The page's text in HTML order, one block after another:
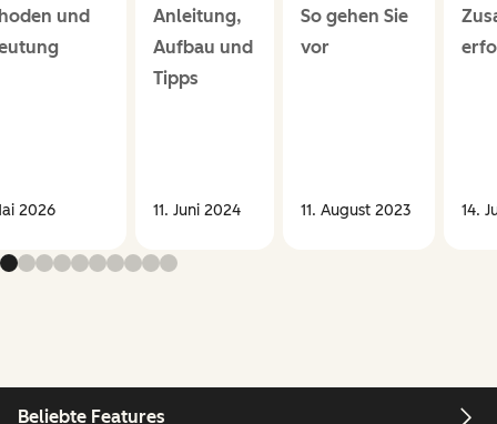
und
2026
Anleitung,
Aufbau und
Tipps
11. Juni 2024
So gehen Sie
vor
11. August 2023 14.
Beliebte Features